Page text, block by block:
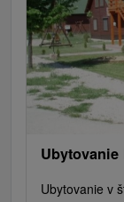
Ubytovanie v